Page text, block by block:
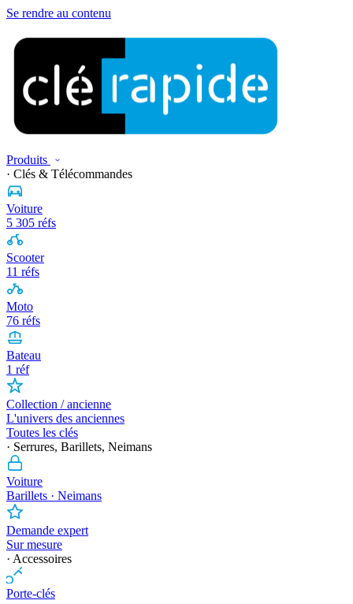
Se rendre au contenu
Produits
· Clés & Télécommandes
Voiture
5 305 réfs
Scooter
11 réfs
Moto
76 réfs
Bateau
1 réf
Collection / ancienne
L'univers des anciennes
Toutes les clés
· Serrures, Barillets, Neimans
Voiture
Barillets · Neimans
Demande expert
Sur mesure
· Accessoires
Porte-clés